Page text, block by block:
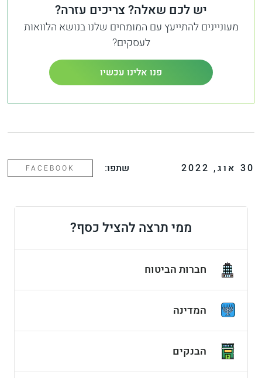
יש לכם שאלה? צריכים עזרה?
מעוניינים להתייעץ עם המומחים שלנו בנושא הלוואות
לעסקים?
פנו אלינו עכשיו
30 אוג,
2022 שתפו: FACEBOOK
ממי תרצה להציל כסף?
חברות הביטוח
המדינה
הבנקים